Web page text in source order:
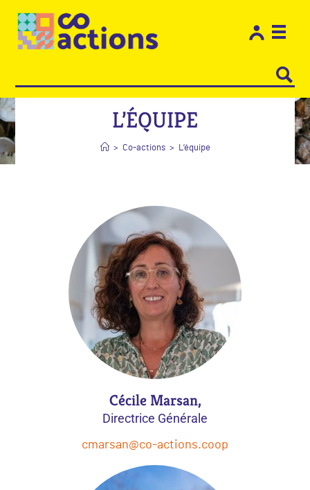
L’ÉQUIPE
> Co-actions > L’équipe
Cécile Marsan,
Directrice Générale
cmarsan@co-actions.coop